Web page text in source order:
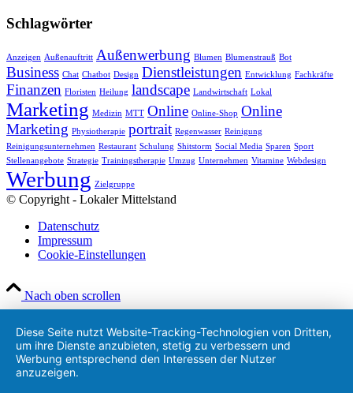
Schlagwörter
Anzeigen Außenauftritt Außenwerbung Blumen Blumenstrauß Bot
Business Chat Chatbot Design Dienstleistungen Entwicklung Fachkräfte
Finanzen Floristen Heilung landscape Landwirtschaft Lokal
Marketing Medizin MTT Online Online-Shop Online
Marketing Physiotherapie portrait Regenwasser Reinigung
Reinigungsunternehmen Restaurant Schulung Shitstorm Social Media Sparen Sport
Stellenangebote Strategie Trainingstherapie Umzug Unternehmen Vitamine Webdesign
Werbung Zielgruppe
© Copyright - Lokaler Mittelstand
Datenschutz
Impressum
Cookie-Einstellungen
Nach oben scrollen
Diese Seite nutzt Website-Tracking-Technologien von Dritten,
um ihre Dienste anzubieten, stetig zu verbessern und
Werbung entsprechend den Interessen der Nutzer
anzuzeigen.